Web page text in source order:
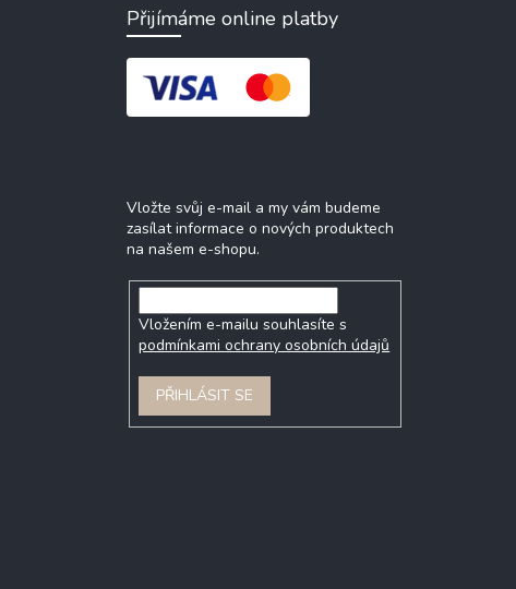
Přijímáme online platby
Vložte svůj e-mail a my vám budeme
zasílat informace o nových produktech
na našem e-shopu.
Vložením e-mailu souhlasíte s
podmínkami ochrany osobních údajů
PŘIHLÁSIT SE